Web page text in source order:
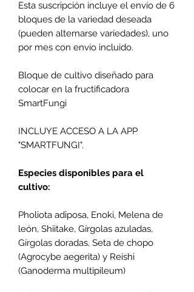
Esta suscripción incluye el envío de 6
bloques de la variedad deseada
(pueden alternarse variedades), uno
por mes con envío incluido.
Bloque de cultivo diseñado para
colocar en la fructificadora
SmartFungi
INCLUYE ACCESO A LA APP
"SMARTFUNGI".
Especies disponibles para el
cultivo:
Pholiota adiposa, Enoki, Melena de
león, Shiitake, Gírgolas azuladas,
Gírgolas doradas, Seta de chopo
(Agrocybe aegerita) y Reishi
(Ganoderma multipileum)